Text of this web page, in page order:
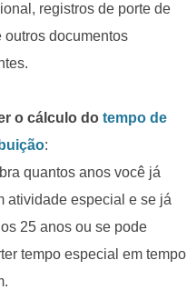
registros de porte de
outros documentos
o cálculo do tempo de
:
quantos anos você já
atividade especial e se já
25 anos ou se pode
tempo especial em tempo